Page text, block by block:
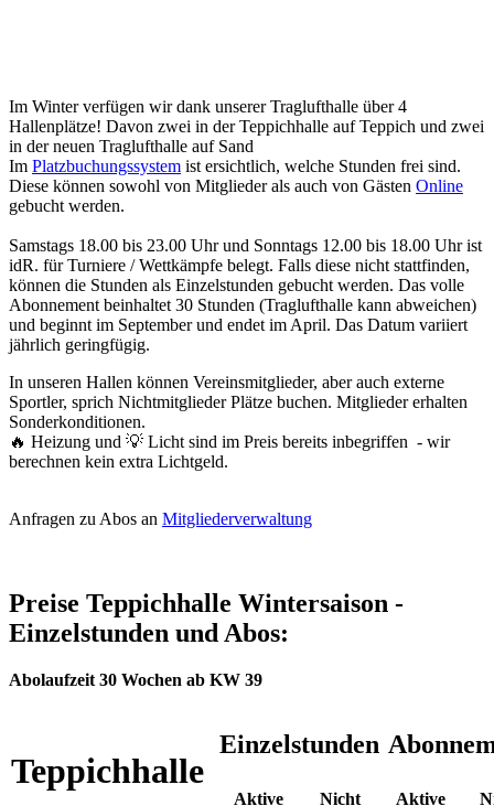
Im Winter verfügen wir dank unserer Traglufthalle über 4
Hallenplätze! Davon zwei in der Teppichhalle auf Teppich und zwei
in der neuen Traglufthalle auf Sand
Im Platzbuchungssystem ist ersichtlich, welche Stunden frei sind.
Diese können sowohl von Mitglieder als auch von Gästen Online
gebucht werden.
Samstags 18.00 bis 23.00 Uhr und Sonntags 12.00 bis 18.00 Uhr ist
idR. für Turniere / Wettkämpfe belegt. Falls diese nicht stattfinden,
können die Stunden als Einzelstunden gebucht werden. Das volle
Abonnement beinhaltet 30 Stunden (Traglufthalle kann abweichen)
und beginnt im September und endet im April. Das Datum variiert
jährlich geringfügig.
In unseren Hallen können Vereinsmitglieder, aber auch externe
Sportler, sprich Nichtmitglieder Plätze buchen. Mitglieder erhalten
Sonderkonditionen.
🔥 Heizung und 💡 Licht sind im Preis bereits inbegriffen - wir
berechnen kein extra Lichtgeld.
Anfragen zu Abos an Mitgliederverwaltung
Preise Teppichhalle Wintersaison -
Einzelstunden und Abos:
Abolaufzeit 30 Wochen ab KW 39
Teppichhalle
Einzelstunden
Aktive Nicht Aktive